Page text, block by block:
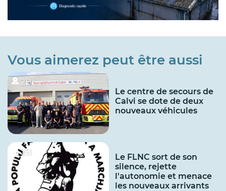
Vous aimerez peut être aussi
2B
Le centre de secours de
Calvi se dote de deux
nouveaux véhicules
2B
Le FLNC sort de son
silence, rejette
l'autonomie et menace
les nouveaux arrivants